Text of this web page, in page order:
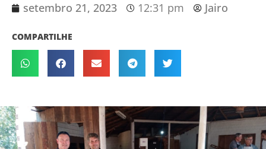
setembro 21, 2023 12:31 pm Jairo
COMPARTILHE